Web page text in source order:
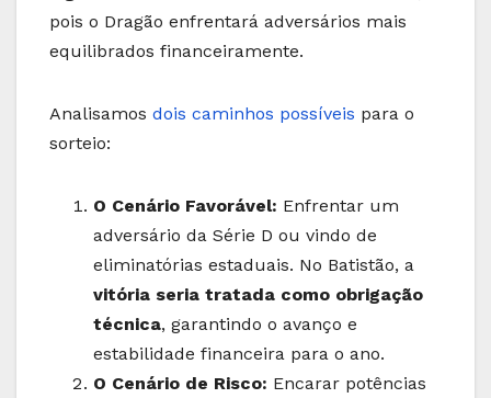
pois o Dragão enfrentará adversários mais
equilibrados financeiramente.
Analisamos dois caminhos possíveis para o
sorteio:
O Cenário Favorável: Enfrentar um
adversário da Série D ou vindo de
eliminatórias estaduais. No Batistão, a
vitória seria tratada como obrigação
técnica, garantindo o avanço e
estabilidade financeira para o ano.
O Cenário de Risco: Encarar potências